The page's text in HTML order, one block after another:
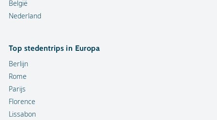
België
Nederland
Top stedentrips in Europa
Berlijn
Rome
Parijs
Florence
Lissabon